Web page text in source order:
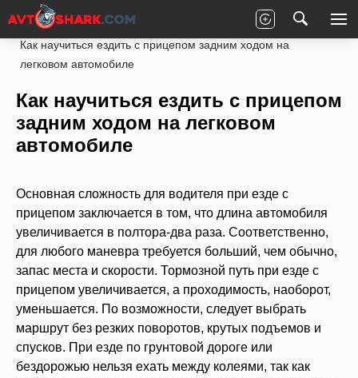
Главная Статьи
Ходовая часть
Как научиться ездить с прицепом задним ходом на
легковом автомобиле
Как научиться ездить с прицепом
задним ходом на легковом
автомобиле
Основная сложность для водителя при езде с
прицепом заключается в том, что длина автомобиля
увеличивается в полтора-два раза. Соответственно,
для любого маневра требуется больший, чем обычно,
запас места и скорости. Тормозной путь при езде с
прицепом увеличивается, а проходимость, наоборот,
уменьшается. По возможности, следует выбрать
маршрут без резких поворотов, крутых подъемов и
спусков. При езде по грунтовой дороге или
бездорожью нельзя ехать между колеями, так как